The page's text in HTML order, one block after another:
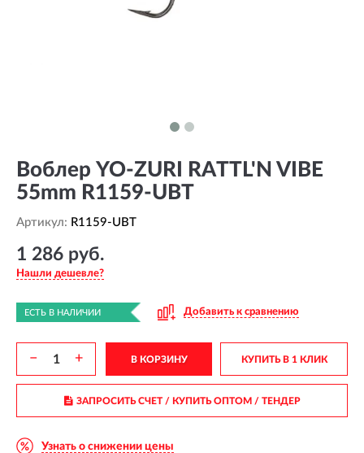
Воблер YO-ZURI RATTL'N VIBE
55mm R1159-UBT
Артикул: R1159-UBT
1 286 руб.
Нашли дешевле?
ЕСТЬ В НАЛИЧИИ Добавить к сравнению
− + В КОРЗИНУ КУПИТЬ В 1 КЛИК
ЗАПРОСИТЬ СЧЕТ / КУПИТЬ ОПТОМ/ ТЕНДЕР
Узнать о снижении цены